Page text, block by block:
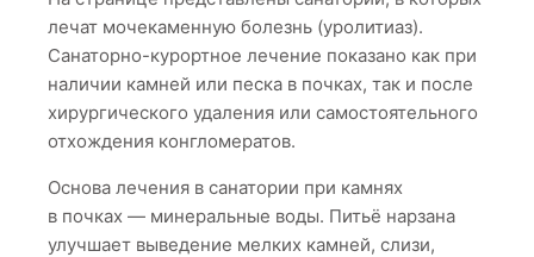
лечат мочекаменную болезнь (уролитиаз).
Санаторно-курортное лечение показано как при
наличии камней или песка в почках, так и после
хирургического удаления или самостоятельного
отхождения конгломератов.
Основа лечения в санатории при камнях
в почках — минеральные воды. Питьё нарзана
улучшает выведение мелких камней, слизи,